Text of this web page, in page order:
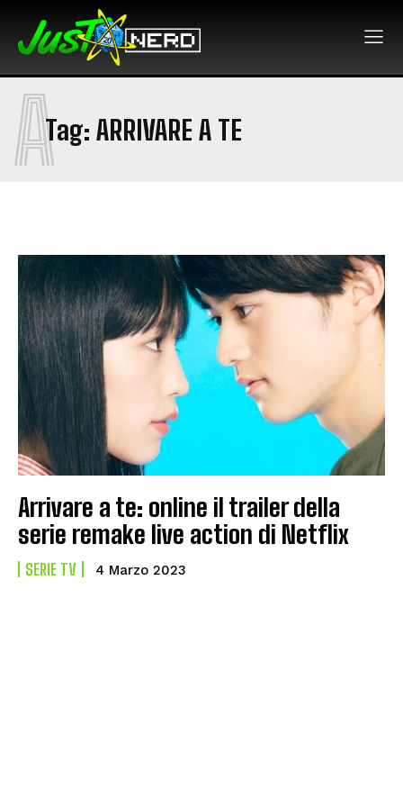
Tag: ARRIVARE A TE
A
Arrivare a te: online il trailer della
serie remake live action di Netflix
SERIE TV 4 Marzo 2023